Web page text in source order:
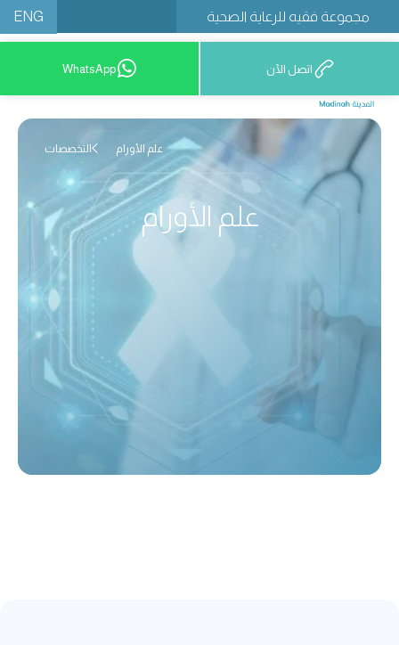
مجموعة فقيه للرعاية الصحية ENG
12777 9200 اتصل الآن WhatsApp
التخصصات علم الأورام
علم الأورام